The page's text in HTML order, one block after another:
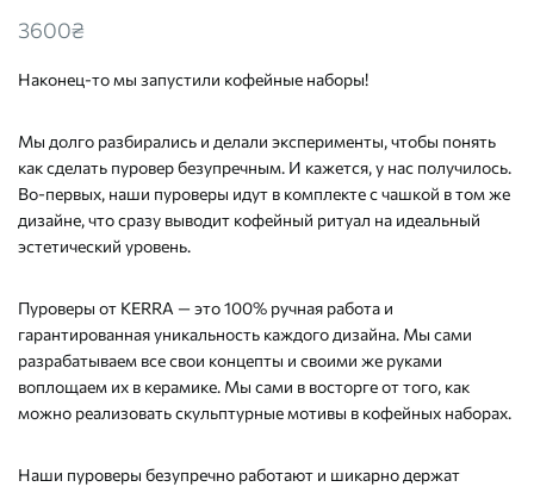
3600₴
Наконец-то мы запустили кофейные наборы!
Мы долго разбирались и делали эксперименты, чтобы понять
как сделать пуровер безупречным. И кажется, у нас получилось.
Во-первых, наши пуроверы идут в комплекте с чашкой в том же
дизайне, что сразу выводит кофейный ритуал на идеальный
эстетический уровень.
Пуроверы от KERRA — это 100% ручная работа и
гарантированная уникальность каждого дизайна. Мы сами
разрабатываем все свои концепты и своими же руками
воплощаем их в керамике. Мы сами в восторге от того, как
можно реализовать скульптурные мотивы в кофейных наборах.
Наши пуроверы безупречно работают и шикарно держат